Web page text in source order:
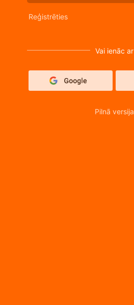
Reģistrēties
Vai ienāc ar
Pilnā versija